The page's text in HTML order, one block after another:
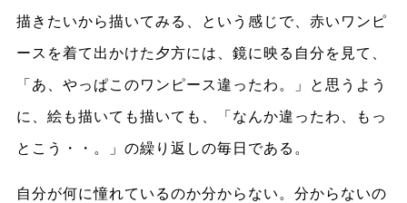
描きたいから描いてみる、という感じで、赤いワンピ
ースを着て出かけた夕方には、鏡に映る自分を見て、
「あ、やっぱこのワンピース違ったわ。」と思うよう
に、絵も描いても描いても、「なんか違ったわ、もっ
とこう・・。」の繰り返しの毎日である。
自分が何に憧れているのか分からない。分からないの